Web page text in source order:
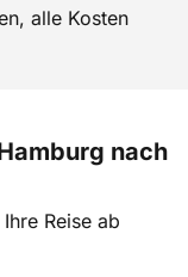
alle Kosten
nach
Reise ab